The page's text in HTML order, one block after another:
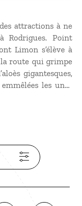
attractions à ne
Rodrigues. Point
Limon s’élève à
la route qui grimpe
gigantesques,
les unes
sur la côte et le